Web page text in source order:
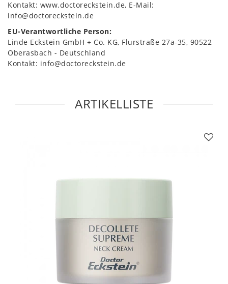
Kontakt: www.doctoreckstein.de E-Mail:
info@doctoreckstein.de
EU-Verantwortliche Person:
Linde Eckstein GmbH + Co. KG Flurstraße 27a-35 90522
Oberasbach
Deutschland
Kontakt: info@doctoreckstein.de
ARTIKELLISTE